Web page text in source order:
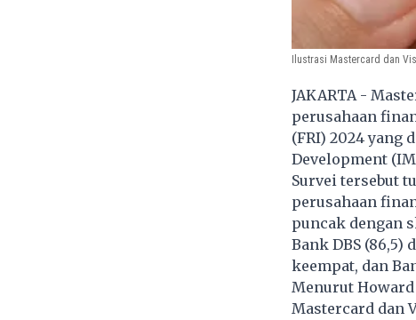
Ilustrasi Mastercard dan
JAKARTA -
perusahaan
(FRI) 2024
Development
Survei tersebut
perusahaan
puncak dengan
Bank DBS (86,5)
keempat, dan
Menurut
Mastercard dan